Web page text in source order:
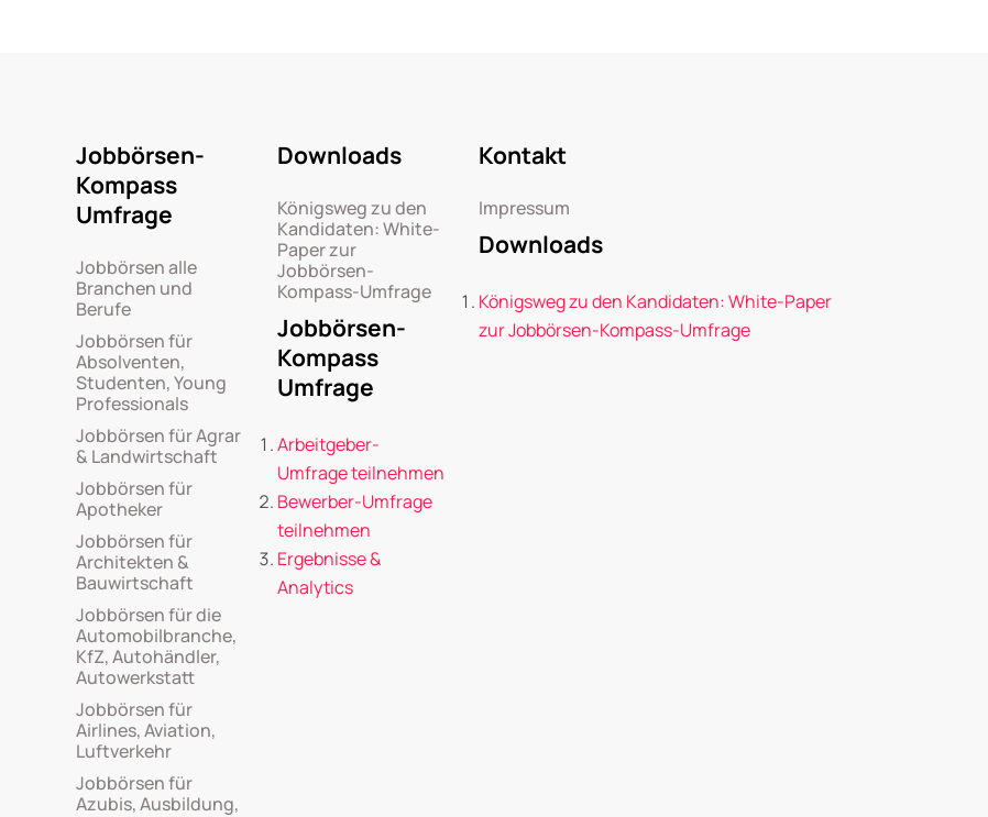
Jobbörsen-
Kompass
Umfrage
Jobbörsen alle
Branchen und
Berufe
Jobbörsen für
Absolventen,
Studenten, Young
Professionals
Jobbörsen für Agrar
& Landwirtschaft
Jobbörsen für
Apotheker
Jobbörsen für
Architekten &
Bauwirtschaft
Jobbörsen für die
Automobilbranche,
KfZ, Autohändler,
Autowerkstatt
Jobbörsen für
Airlines, Aviation,
Luftverkehr
Jobbörsen für
Azubis, Ausbildung,
Downloads
Königsweg zu den
Kandidaten: White-
Paper zur
Jobbörsen-
Kompass-Umfrage
Jobbörsen-
Kompass
Umfrage
Arbeitgeber-
Umfrage teilnehmen
Bewerber-Umfrage
teilnehmen
Ergebnisse &
Analytics
Kontakt
Impressum
Downloads
Königsweg zu den Kandidaten: White-Paper
zur Jobbörsen-Kompass-Umfrage